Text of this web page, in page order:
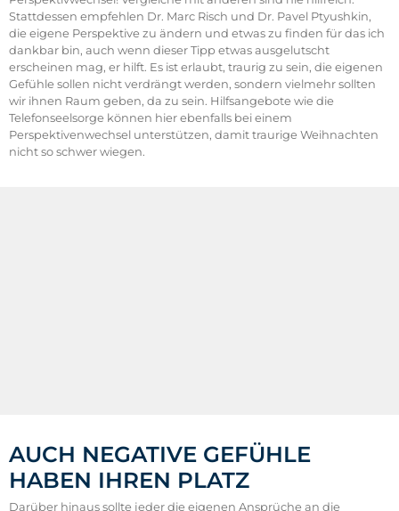
Stattdessen empfehlen Dr. Marc Risch und Dr. Pavel Ptyushkin,
die eigene Perspektive zu ändern und etwas zu finden für das ich
dankbar bin, auch wenn dieser Tipp etwas ausgelutscht
erscheinen mag, er hilft. Es ist erlaubt, traurig zu sein, die eigenen
Gefühle sollen nicht verdrängt werden, sondern vielmehr sollten
wir ihnen Raum geben, da zu sein. Hilfsangebote wie die
Telefonseelsorge können hier ebenfalls bei einem
Perspektivenwechsel unterstützen, damit traurige Weihnachten
nicht so schwer wiegen.
AUCH NEGATIVE GEFÜHLE
HABEN IHREN PLATZ
Darüber hinaus sollte jeder die eigenen Ansprüche an die